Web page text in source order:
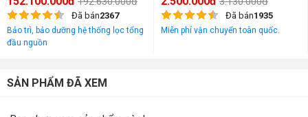
Đã bán2367
Bảo trì, bảo dưỡng hệ thống lọc tổng
đầu nguồn
Đã bán1935
Miễn phí vận chuyển toàn quốc.
SẢN PHẨM ĐÃ XEM